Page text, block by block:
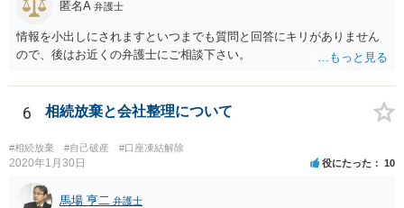
匿名A 弁護士
情報を小出しにされますといつまでも質問と回答にキリがありません
ので、後はお近くの弁護士にご相談下さい。
6 相続放棄と会社整理について
#相続放棄 #自己破産 #口座凍結解除
2020年1月30日 役にたった 10
馬場 亨二 弁護士